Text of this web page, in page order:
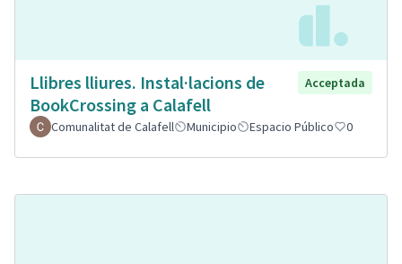
Llibres lliures. Instal·lacions de
BookCrossing a Calafell
Acceptada
Comunalitat de Calafell Municipio Espacio Público 0